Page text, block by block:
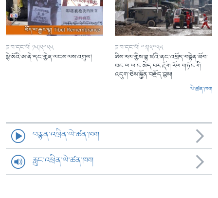
ཟླ་བ་དང་པོ། ༡༥།༢༠༢༥
སྙེ་མོའི་ཨ་ནེ་དང་གྱེན་ལངས་ལས་འགུལ།
ཟླ་བ་དང་པོ། ༠༣།༢༠༢༥
ཨིས་རལ་གྱིས་གྷ་ཛའི་ནང་འཕྲོད་བསྟེན་ཐོབ་
ཐང་ལ་ཡ་ང་མེད་པར་རྡོག་རོལ་གཏོང་གི་
འདུག་ཅེས་སྐྱོན་བརྗོད་བྱས།
ལེ་ཚན་ཁག
བརྙན་འཕྲིན་ལེ་ཚན་ཁག
རླུང་འཕྲིན་ལེ་ཚན་ཁག